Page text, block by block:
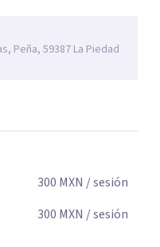
Peña, 59387 La Piedad
300 MXN / sesión
300 MXN / sesión